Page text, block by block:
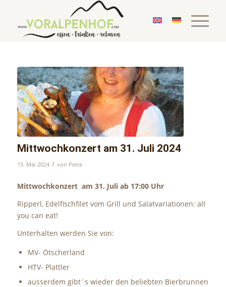
Mittwochkonzert am 31. Juli 2024
15. Mai 2024 / von Petra
Mittwochkonzert am 31. Juli ab 17:00 Uhr
Ripperl, Edelfischfilet vom Grill und Salatvariationen: all
you can eat!
Unterhalten werden Sie von:
MV- Ötscherland
HTV- Plattler
ausserdem gibt´s wieder den beliebten Bierbrunnen